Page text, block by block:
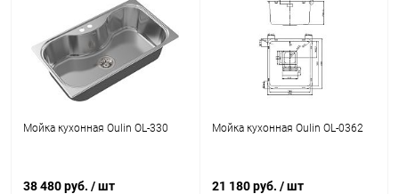
Мойка кухонная Oulin OL-330
38 480 руб. / шт
Мойка кухонная Oulin OL-0362
21 180 руб. / шт